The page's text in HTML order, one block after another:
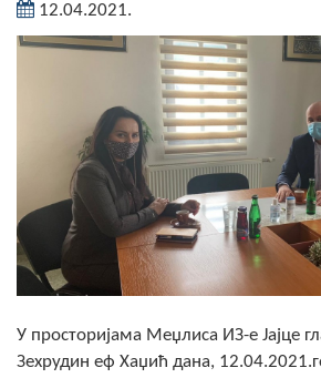
Занимљивости
Фотогалерија
НАЧЕЛНИК
О Начелнику
Замјеник начелника
Извјештај о раду начелника
Статут Општине
12.04.2021.
У просторијама Меџлиса ИЗ-е Јајце
Зехрудин еф Хаџић дана,